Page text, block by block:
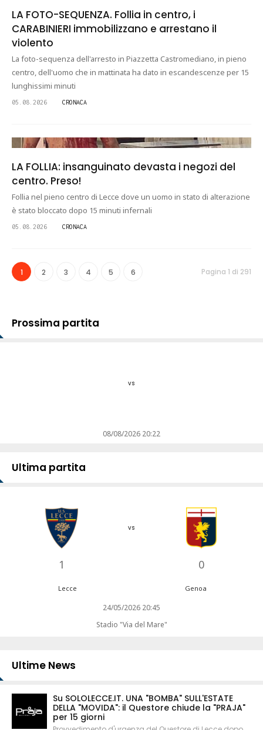
LA FOTO-SEQUENZA. Follia in centro, i
CARABINIERI immobilizzano e arrestano il
violento
La foto-sequenza dell'arresto in Piazzetta Castromediano, in pieno
centro, dell'uomo che in mattinata ha dato in escandescenze per 15
lunghissimi minuti
05.08.2026 CRONACA
LA FOLLIA: insanguinato devasta i negozi del
centro. Preso!
Follia nel pieno centro di Lecce dove un uomo in stato di alterazione
è stato bloccato dopo 15 minuti infernali
05.08.2026 CRONACA
1 2 3 4 5 6 Pagina 1 di 291
Prossima partita
vs
08/08/2026 20:22
Ultima partita
1
vs
0
Lecce Genoa
24/05/2026 20:45
Stadio "Via del Mare"
Ultime News
Su SOLOLECCE.IT. UNA "BOMBA" SULL'ESTATE
DELLA "MOVIDA": il Questore chiude la "PRAJA"
per 15 giorni